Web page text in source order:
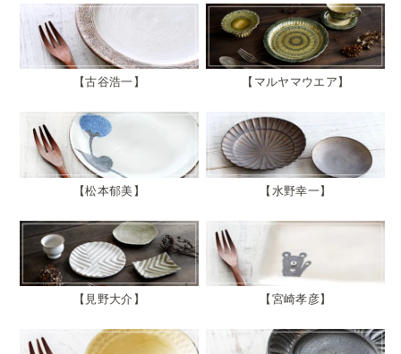
古谷浩一 マルヤマウエア
松本郁美 水野幸一
見野大介 宮崎孝彦